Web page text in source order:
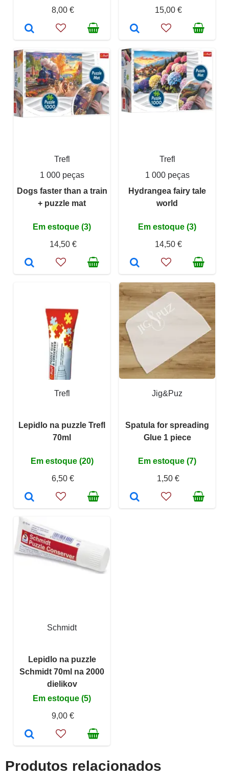
8,00 € 15,00 €
Trefl
1 000 peças
Dogs faster than a train
+ puzzle mat
Em estoque (3)
14,50 €
Trefl
1 000 peças
Hydrangea fairy tale
world
Em estoque (3)
14,50 €
Trefl
Lepidlo na puzzle Trefl
70ml
Em estoque (20)
6,50 €
Jig&Puz
Spatula for spreading
Glue 1 piece
Em estoque (7)
1,50 €
Schmidt
Lepidlo na puzzle
Schmidt 70ml na 2000
dielikov
Em estoque (5)
9,00 €
Produtos relacionados